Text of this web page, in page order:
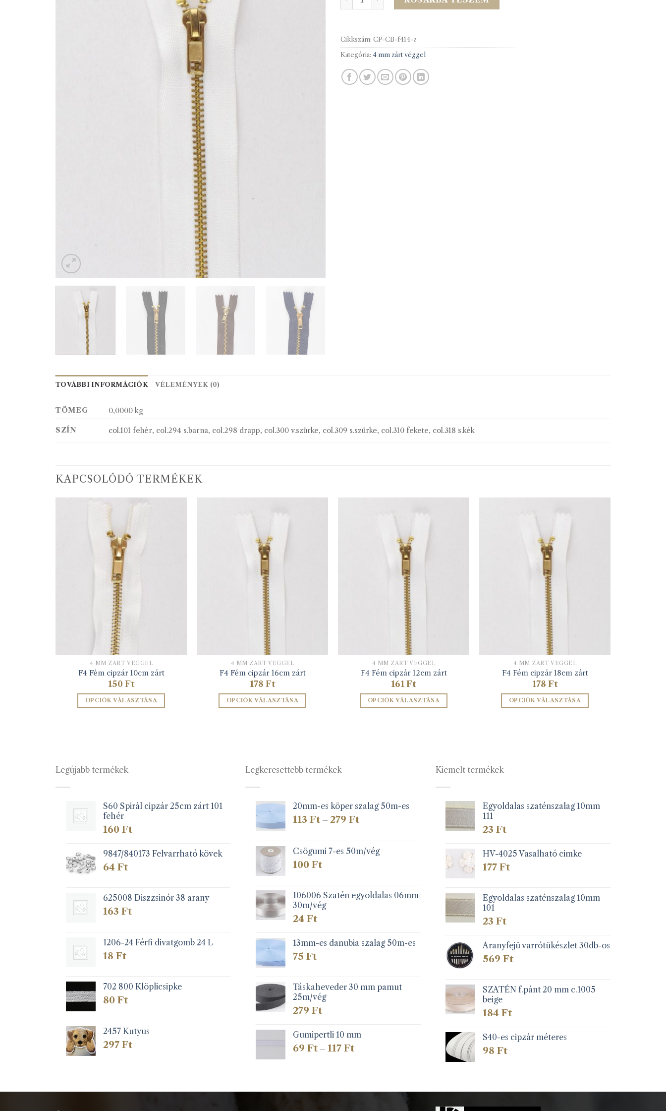
Cikkszám: CP-CB-f414-z
Kategória: 4 mm zárt véggel
TOVÁBBI INFORMÁCIÓK VÉLEMÉNYEK (0)
TÖMEG 0,0000 kg
SZÍN col.101 fehér, col.294 s.barna, col.298 drapp, col.300 v.szürke, col.309 s.szürke, col.310 fekete, col.318 s.kék
KAPCSOLÓDÓ TERMÉKEK
4 MM ZÁRT VÉGGEL
F4 Fém cipzár 10cm zárt
150 Ft
OPCIÓK VÁLASZTÁSA
van.
a
termékoldalon
választhatók
4 MM ZÁRT VÉGGEL
F4 Fém cipzár 16cm zárt
178 Ft
OPCIÓK VÁLASZTÁSA
van.
a
termékoldalon
választhatók
4 MM ZÁRT VÉGGEL
F4 Fém cipzár 12cm zárt
161 Ft
OPCIÓK VÁLASZTÁSA
a
termékoldalon
választhatók
4 MM ZÁRT VÉGGEL
F4 Fém cipzár 18cm zárt
178 Ft
OPCIÓK VÁLASZTÁSA
a
Legújabb termékek
S60 Spirál cipzár 25cm zárt 101
fehér
160 Ft
9847/840173 Felvarrható kövek
64 Ft
625008 Diszzsinór 38 arany
163 Ft
1206-24 Férfi divatgomb 24 L
18 Ft
702 800 Klöplicsipke
80 Ft
2457 Kutyus
297 Ft
Legkeresettebb termékek
20mm-es köper szalag 50m-es
113Ft – 279FtÁrtartomány:
279 Ft
Csögumi 7-es 50m/vég
100Ft
106006 Szatén egyoldalas 06mm
30m/vég
24Ft
13mm-es danubia szalag 50m-es
75Ft
Táskaheveder 30 mm pamut
25m/vég
279Ft
Gumipertli 10 mm
69Ft – 117FtÁrtartomány:
Kiemelt termékek
Egyoldalas szaténszalag 10mm
111
23Ft
HV-4025 Vasalható cimke
177Ft
Egyoldalas szaténszalag 10mm
101
23Ft
Aranyfejü varrótükészlet 30db-os
569Ft
SZATÉN f.pánt 20 mm c.1005
beige
184Ft
S40-es cipzár méteres
98Ft